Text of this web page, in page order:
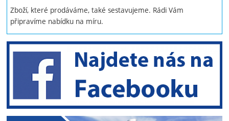
Zboží, které prodáváme, také sestavujeme. Rádi Vám
připravíme nabídku na míru.